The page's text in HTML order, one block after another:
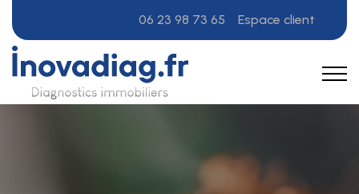
06 23 98 73 65 Espace client